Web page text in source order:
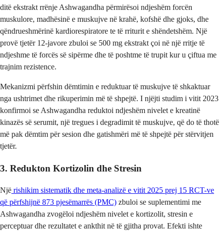
ditë ekstrakt rrënje Ashwagandha përmirësoi ndjeshëm forcën
muskulore, madhësinë e muskujve në krahë, kofshë dhe gjoks, dhe
qëndrueshmërinë kardiorespiratore te të rriturit e shëndetshëm. Një
provë tjetër 12-javore zbuloi se 500 mg ekstrakt çoi në një rritje të
ndjeshme të forcës së sipërme dhe të poshtme të trupit kur u çiftua me
trajnim rezistence.
Mekanizmi përfshin dëmtimin e reduktuar të muskujve të shkaktuar
nga ushtrimet dhe rikuperimin më të shpejtë. I njëjti studim i vitit 2023
konfirmoi se Ashwagandha reduktoi ndjeshëm nivelet e kreatinë
kinazës së serumit, një tregues i degradimit të muskujve, që do të thotë
më pak dëmtim për sesion dhe gatishmëri më të shpejtë për stërvitjen
tjetër.
3. Redukton Kortizolin dhe Stresin
Një rishikim sistematik dhe meta-analizë e vitit 2025 prej 15 RCT-ve
që përfshijnë 873 pjesëmarrës (PMC) zbuloi se suplementimi me
Ashwagandha zvogëloi ndjeshëm nivelet e kortizolit, stresin e
perceptuar dhe rezultatet e ankthit në të gjitha provat. Efekti ishte